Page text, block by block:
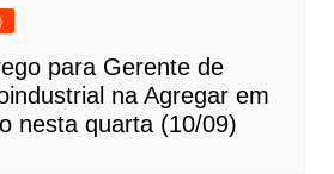
para Gerente de
na Agregar em
nesta quarta (10/09)